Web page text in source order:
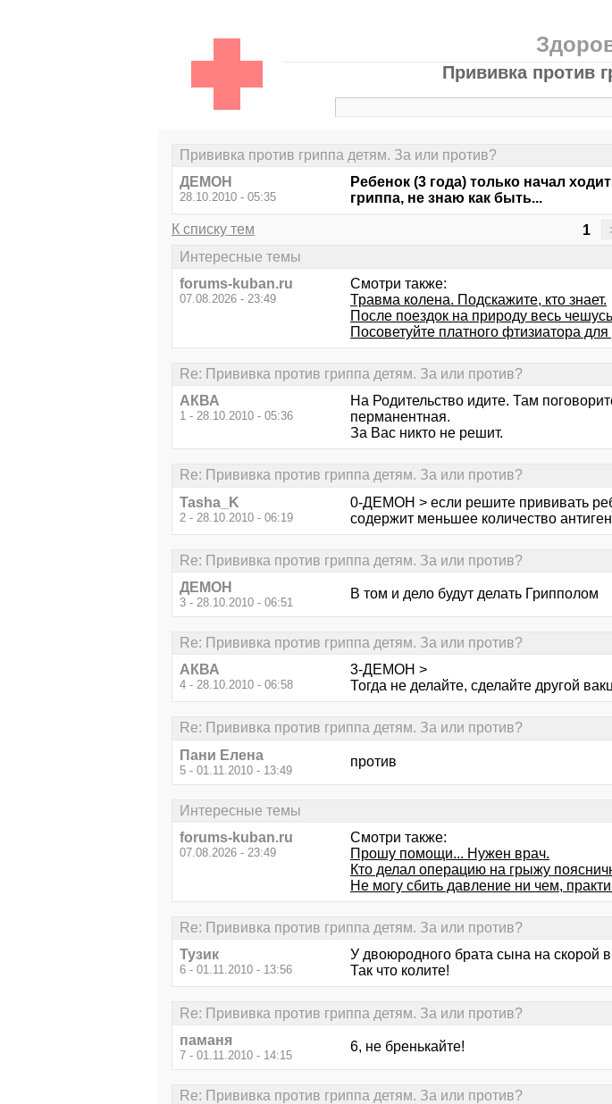
Прививка против
Прививка против гриппа детям. За или против?
ДЕМОН
28.10.2010 - 05:35
Ребенок (3 года) только начал
гриппа, не знаю как быть...
К списку тем 1
Интересные темы
forums-kuban.ru
07.08.2026 - 23:49
Смотри также:
Травма колена. Подскажите, кто знает.
После поездок на природу весь
Посоветуйте платного фтизиатора для
Re: Прививка против гриппа детям. За или против?
АКВА
1 - 28.10.2010 - 05:36
На Родительство идите. Там
перманентная.
За Вас никто не решит.
Re: Прививка против гриппа детям. За или против?
Tasha_K
2 - 28.10.2010 - 06:19
0-ДЕМОН > если решите прививать
содержит меньшее количество
Re: Прививка против гриппа детям. За или против?
ДЕМОН
3 - 28.10.2010 - 06:51
В том и дело будут делать Грипполом
Re: Прививка против гриппа детям. За или против?
АКВА
4 - 28.10.2010 - 06:58
3-ДЕМОН >
Тогда не делайте, сделайте другой
Re: Прививка против гриппа детям. За или против?
Пани Елена
5 - 01.11.2010 - 13:49
против
Интересные темы
forums-kuban.ru
07.08.2026 - 23:49
Смотри также:
Прошу помощи... Нужен врач.
Кто делал операцию на грыжу
Не могу сбить давление ни чем,
Re: Прививка против гриппа детям. За или против?
Тузик
6 - 01.11.2010 - 13:56
У двоюродного брата сына на скорой
Так что колите!
Re: Прививка против гриппа детям. За или против?
паманя
7 - 01.11.2010 - 14:15
6, не бренькайте!
Re: Прививка против гриппа детям. За или против?